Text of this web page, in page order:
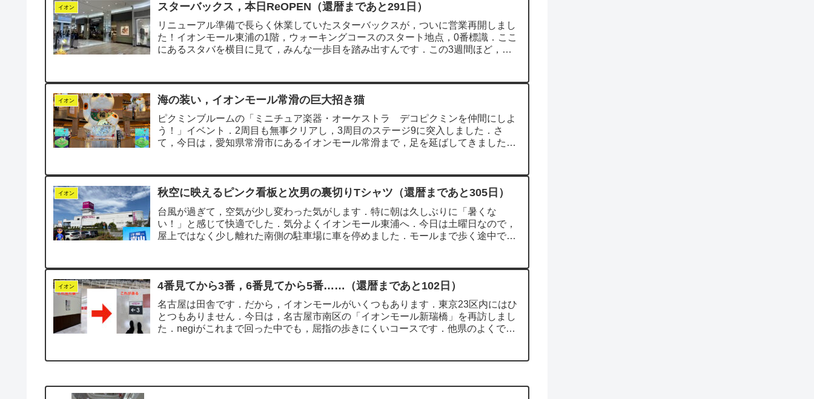
イオン スターバックス，本日ReOPEN（還暦まであと291日）
リニューアル準備で長らく休業していたスターバックスが，ついに営業再開しまし
た！イオンモール東浦の1階，ウォーキングコースのスタート地点，0番標識．ここ
にあるスタバを横目に見て，みんな一歩目を踏み出すんです．この3週間ほど，ず
イオン 海の装い，イオンモール常滑の巨大招き猫
ピクミンブルームの「ミニチュア楽器・オーケストラ デコピクミンを仲間にしよ
う！」イベント．2周目も無事クリアし，3周目のステージ9に突入しました．さ
て，今日は，愛知県常滑市にあるイオンモール常滑まで，足を延ばしてきました．
イオン 秋空に映えるピンク看板と次男の裏切りTシャツ（還暦まであと305日）
台風が過ぎて，空気が少し変わった気がします．特に朝は久しぶりに「暑くな
い！」と感じて快適でした．気分よくイオンモール東浦へ．今日は土曜日なので，
屋上ではなく少し離れた南側の駐車場に車を停めました．モールまで歩く途中で見
イオン 4番見てから3番，6番見てから5番……（還暦まであと102日）
名古屋は田舎です．だから，イオンモールがいくつもあります．東京23区内にはひ
とつもありません．今日は，名古屋市南区の「イオンモール新瑞橋」を再訪しまし
た．negiがこれまで回った中でも，屈指の歩きにくいコースです．他県のよくでき